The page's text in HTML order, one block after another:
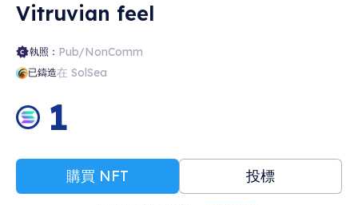
Vitruvian feel
執照： Pub/NonComm
已鑄造在 SolSea
1
購買 NFT 投標